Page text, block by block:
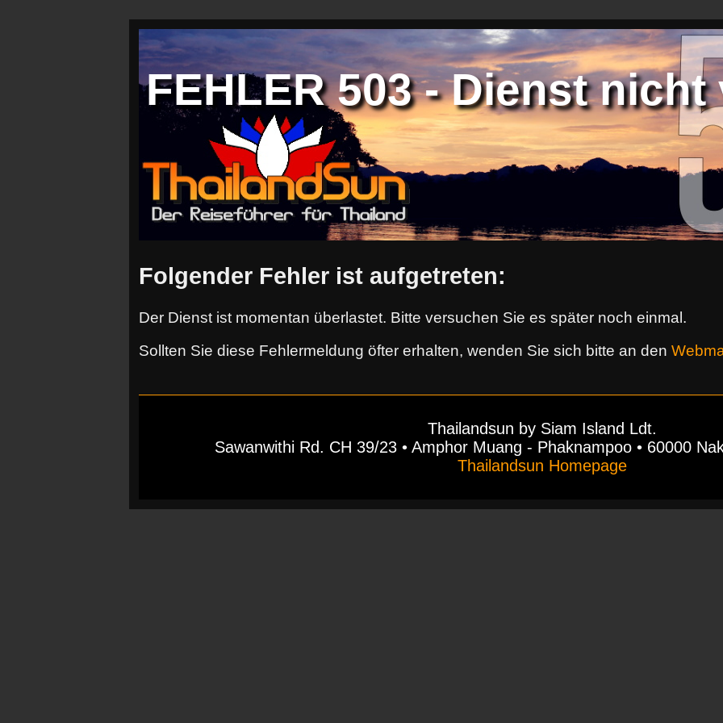
FEHLER 503 - Dienst
Folgender Fehler ist aufgetreten:
Der Dienst ist momentan überlastet. Bitte versuchen Sie es später noch einmal.
Sollten Sie diese Fehlermeldung öfter erhalten, wenden Sie sich bitte an den
Thailandsun by Siam Island Ldt.
Sawanwithi Rd. CH 39/23 • Amphor Muang - Phaknampoo • 60000
Thailandsun Homepage